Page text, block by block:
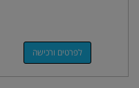
לפרטים ורכישה